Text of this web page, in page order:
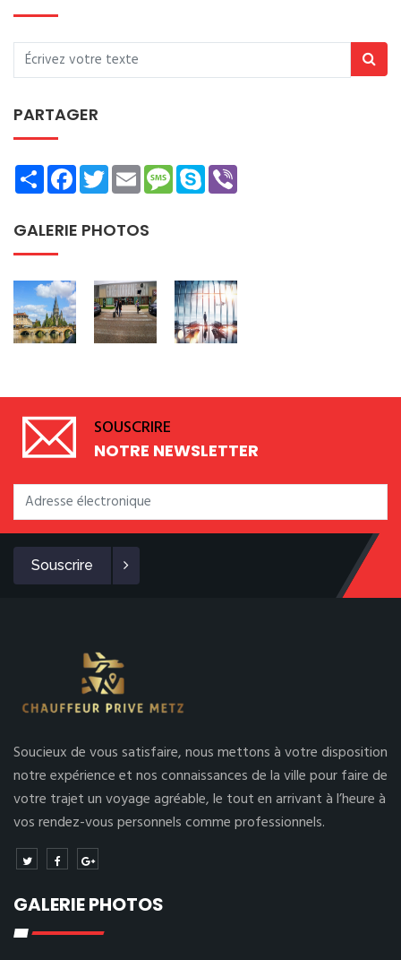
PARTAGER
ShareFacebookTwitterEmailMessage
Skype
GALERIE PHOTOS
SOUSCRIRE
NOTRE NEWSLETTER
Souscrire
Soucieux de vous satisfaire, nous mettons à votre disposition
notre expérience et nos connaissances de la ville pour faire de
votre trajet un voyage agréable, le tout en arrivant à l’heure à
vos rendez-vous personnels comme professionnels.
GALERIE PHOTOS